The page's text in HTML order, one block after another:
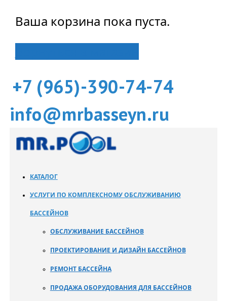
Ваша корзина пока пуста.
+7 (965)-390-74-74
info@mrbasseyn.ru
КАТАЛОГ
УСЛУГИ ПО КОМПЛЕКСНОМУ ОБСЛУЖИВАНИЮ
БАССЕЙНОВ
ОБСЛУЖИВАНИЕ БАССЕЙНОВ
ПРОЕКТИРОВАНИЕ И ДИЗАЙН БАССЕЙНОВ
РЕМОНТ БАССЕЙНА
ПРОДАЖА ОБОРУДОВАНИЯ ДЛЯ БАССЕЙНОВ